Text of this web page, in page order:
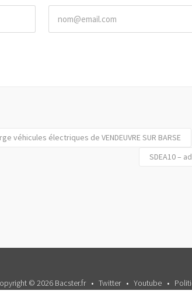
véhicules électriques de VENDEUVRE SUR BARSE
SDEA10 –
© 2026 Bacster.fr Twitter Youtube